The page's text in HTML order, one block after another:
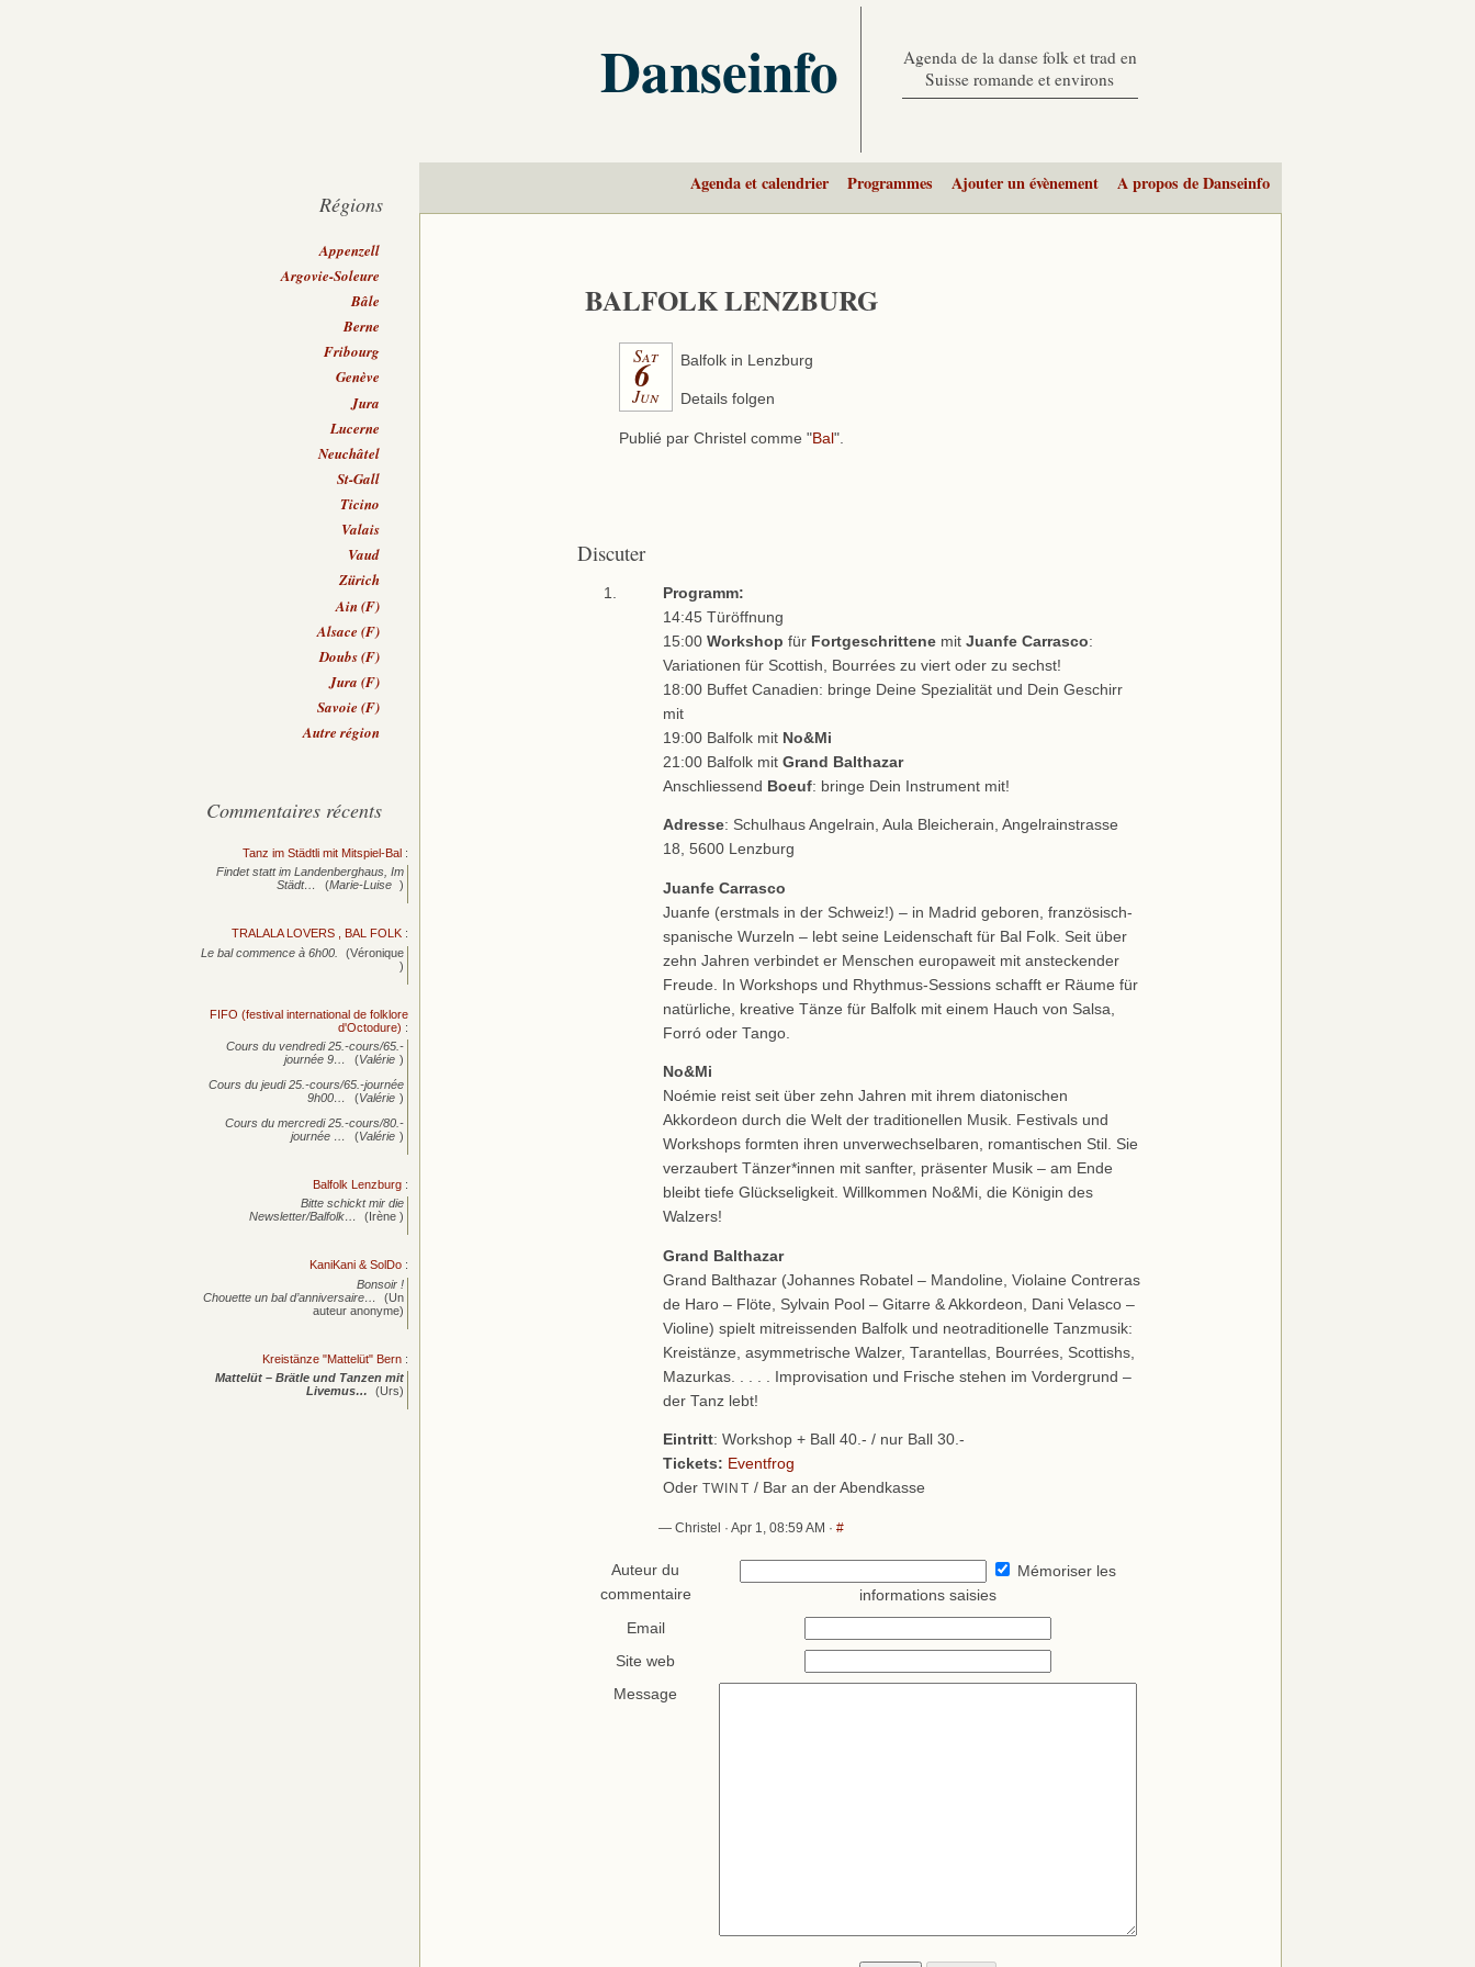
Danseinfo
Agenda de la danse folk et trad en
Suisse romande et environs
Agenda et calendrier Programmes Ajouter un évènement A propos de Danseinfo
BALFOLK LENZBURG
Sat
6
Jun
Balfolk in Lenzburg
Details folgen
Publié par Christel comme "Bal ".
Discuter
Programm:
14:45 Türöffnung
15:00 Workshop für Fortgeschrittenemit Juanfe Carrasco:
Variationen für Scottish, Bourrées zu viert oder zu sechst!
18:00 Buffet Canadien: bringe Deine Spezialität und Dein Geschirr
mit
19:00 Balfolk mit No&Mi
21:00 Balfolk mit Grand Balthazar
Anschliessend Boeuf: bringe Dein Instrument mit!
Adresse: Schulhaus Angelrain, Aula Bleicherain, Angelrainstrasse
18, 5600 Lenzburg
Juanfe Carrasco
Juanfe (erstmals in der Schweiz!) – in Madrid geboren, französisch-
spanische Wurzeln – lebt seine Leidenschaft für Bal Folk. Seit über
zehn Jahren verbindet er Menschen europaweit mit ansteckender
Freude. In Workshops und Rhythmus-Sessions schafft er Räume für
natürliche, kreative Tänze für Balfolk mit einem Hauch von Salsa,
Forró oder Tango.
No&Mi
Noémie reist seit über zehn Jahren mit ihrem diatonischen
Akkordeon durch die Welt der traditionellen Musik. Festivals und
Workshops formten ihren unverwechselbaren, romantischen Stil. Sie
verzaubert Tänzer*innen mit sanfter, präsenter Musik – am Ende
bleibt tiefe Glückseligkeit. Willkommen No&Mi, die Königin des
Walzers!
Grand Balthazar
Grand Balthazar (Johannes Robatel – Mandoline, Violaine Contreras
de Haro – Flöte, Sylvain Pool – Gitarre & Akkordeon, Dani Velasco –
Violine) spielt mitreissenden Balfolk und neotraditionelle Tanzmusik:
Kreistänze, asymmetrische Walzer, Tarantellas, Bourrées, Scottishs,
Mazurkas. . . . . Improvisation und Frische stehen im Vordergrund –
der Tanz lebt!
Eintritt: Workshop + Ball 40.- / nur Ball 30.-
Tickets: Eventfrog
Oder TWINT / Bar an der Abendkasse
— Christel · Apr 1, 08:59 AM · #
Auteur du
commentaire
Mémoriser les
informations saisies
Email
Site web
Message
Régions
Appenzell
Argovie-Soleure
Bâle
Berne
Fribourg
Genève
Jura
Lucerne
Neuchâtel
St-Gall
Ticino
Valais
Vaud
Zürich
Ain (F)
Alsace (F)
Doubs (F)
Jura (F)
Savoie (F)
Autre région
Commentaires récents
Tanz im Städtli mit Mitspiel-Bal :
Findet statt im Landenberghaus, Im
Städt…
(Marie-Luise )
TRALALA LOVERS , BAL FOLK :
Le bal commence à 6h00.
(Véronique
)
FIFO (festival international de folklore
d'Octodure) :
Cours du vendredi 25.-cours/65.-
journée 9… (Valérie )
Cours du jeudi 25.-cours/65.-journée
9h00…
(Valérie )
Cours du mercredi 25.-cours/80.-
journée … (Valérie )
Balfolk Lenzburg :
Bitte schickt mir die
Newsletter/Balfolk…
(Irène )
KaniKani & SolDo :
Bonsoir !
Chouette un bal d’anniversaire…
(Un
auteur anonyme)
Kreistänze "Mattelüt" Bern :
Mattelüt – Brätle und Tanzen mit
Livemus…
(Urs)